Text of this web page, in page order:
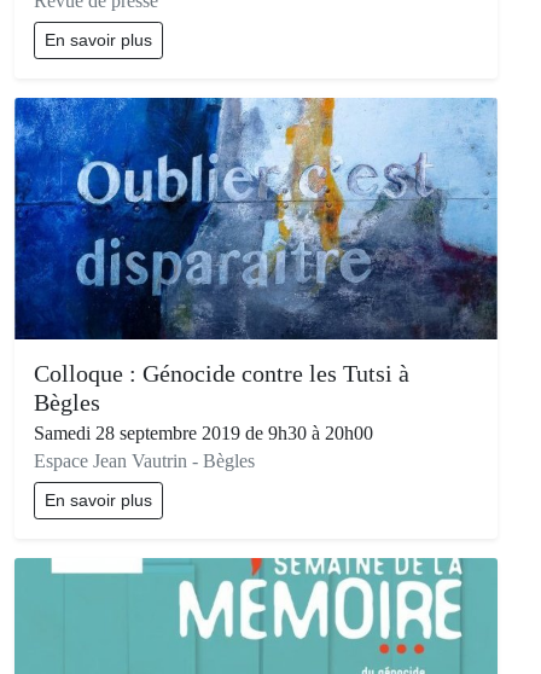
En savoir plus
Colloque : Génocide contre les Tutsi à
Bègles
Samedi 28 septembre 2019 de 9h30 à 20h00
Espace Jean Vautrin - Bègles
En savoir plus